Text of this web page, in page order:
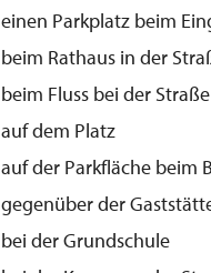
einen Parkplatz beim
beim Rathaus in der
beim Fluss bei der
auf dem Platz
auf der Parkfläche beim
gegenüber der
bei der Grundschule